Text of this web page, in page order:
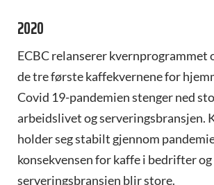
2020
ECBC relanserer kvernprogrammet
de tre første kaffekvernene for
Covid 19-pandemien stenger ned
arbeidslivet og serveringsbransjen.
holder seg stabilt gjennom
konsekvensen for kaffe i bedrifter og
serveringsbransjen blir store.